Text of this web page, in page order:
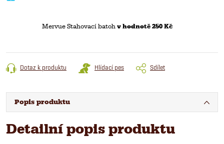
Mervue Stahovací batoh v hodnotě 250 Kč
Dotaz k produktu Hlídací pes Sdílet
Popis produktu
Detailní popis produktu